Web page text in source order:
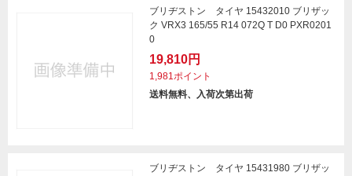
ブリヂストン タイヤ 15432010 ブリザッ
ク VRX3 165/55 R14 072Q T D0 PXR0201
0
19,810円
1,981ポイント
送料無料、入荷次第出荷
ブリヂストン タイヤ 15431980 ブリザッ